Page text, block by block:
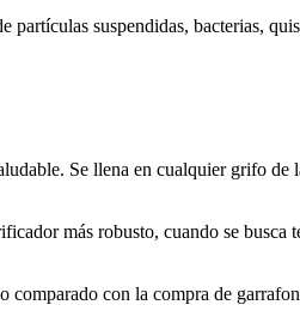
suspendidas, bacterias,
Se llena en cualquier grifo de
más robusto, cuando se busca
con la compra de